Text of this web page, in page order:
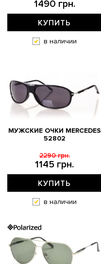
1490 грн.
КУПИТЬ
в наличии
МУЖСКИЕ ОЧКИ MERCEDES
52802
1145 грн.
2290 грн.
КУПИТЬ
в наличии